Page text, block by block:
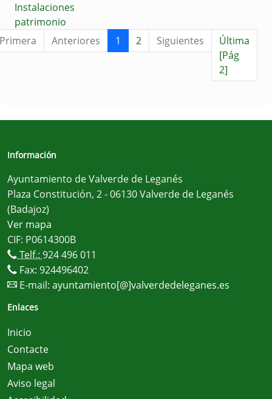
Instalaciones
patrimonio
Primera
Anteriores 1 2 Siguientes
Última
[Pág
2]
Información
Ayuntamiento de Valverde de Leganés
Plaza Constitución, 2 - 06130 Valverde de Leganés
(Badajoz)
Ver mapa
CIF: P0614300B
Telf.: 924 496 011
Fax: 924496402
E-mail: ayuntamiento[@]valverdedeleganes.es
Enlaces
Inicio
Contacte
Mapa web
Aviso legal